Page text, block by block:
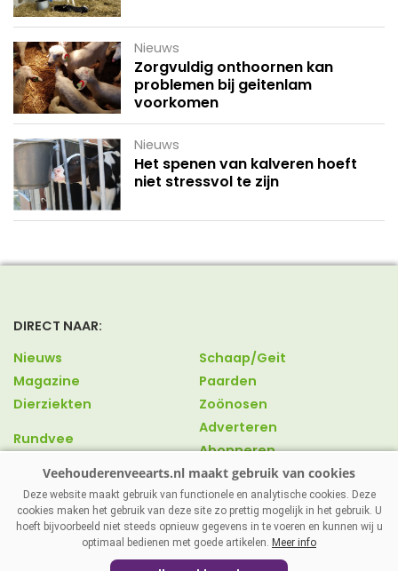
Nieuws
Zorgvuldig onthoornen kan
problemen bij geitenlam
voorkomen
Nieuws
Het spenen van kalveren hoeft
niet stressvol te zijn
DIRECT NAAR:
Nieuws
Magazine
Dierziekten
Rundvee
Schaap/Geit
Paarden
Zoönosen
Adverteren
Abonneren
Over ons
Contact
VEEHOUDERENVEEARTS.NL | DISCLAIMER
Deze website maakt gebruik van functionele en analytische cookies. Deze
cookies maken het gebruik van deze site zo prettig mogelijk in het gebruik. U
hoeft bijvoorbeeld niet steeds opnieuw gegevens in te voeren en kunnen wij u
optimaal bedienen met goede artikelen. Meer info